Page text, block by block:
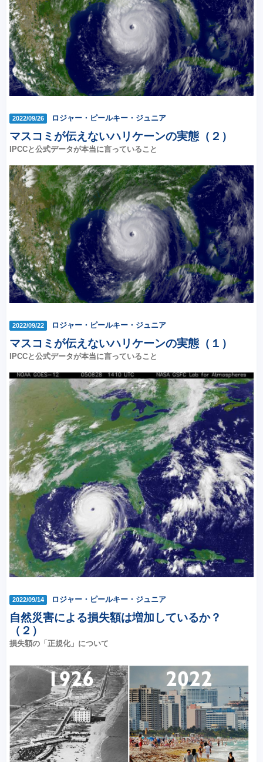
2022/09/26 ロジャー・ピールキー・ジュニア
マスコミが伝えないハリケーンの実態（２）
IPCCと公式データが本当に言っていること
2022/09/22 ロジャー・ピールキー・ジュニア
マスコミが伝えないハリケーンの実態（１）
IPCCと公式データが本当に言っていること
2022/09/14 ロジャー・ピールキー・ジュニア
自然災害による損失額は増加しているか？
（２）
損失額の「正規化」について